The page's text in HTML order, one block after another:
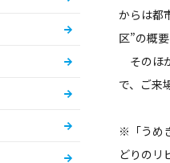
からは都
区”の概
そのほ
で、ご来
※「うめ
どりのリ